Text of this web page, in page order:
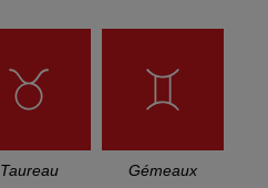
Taureau Gémeaux